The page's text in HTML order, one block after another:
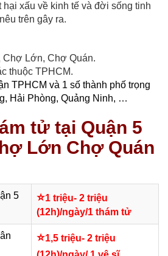
xấu về kinh tế và đời sống tinh
trên gây ra.
Lớn, Chợ Quán.
thuộc TPHCM.
TPHCM và 1 số thành phố trọng
Hải Phòng, Quảng Ninh, …
tử tại Quận 5
Lớn Chợ Quán
5
⭐1 triệu- 2 triệu
(12h)/ngày/1 thám tử
⭐1,5 triệu- 2 triệu